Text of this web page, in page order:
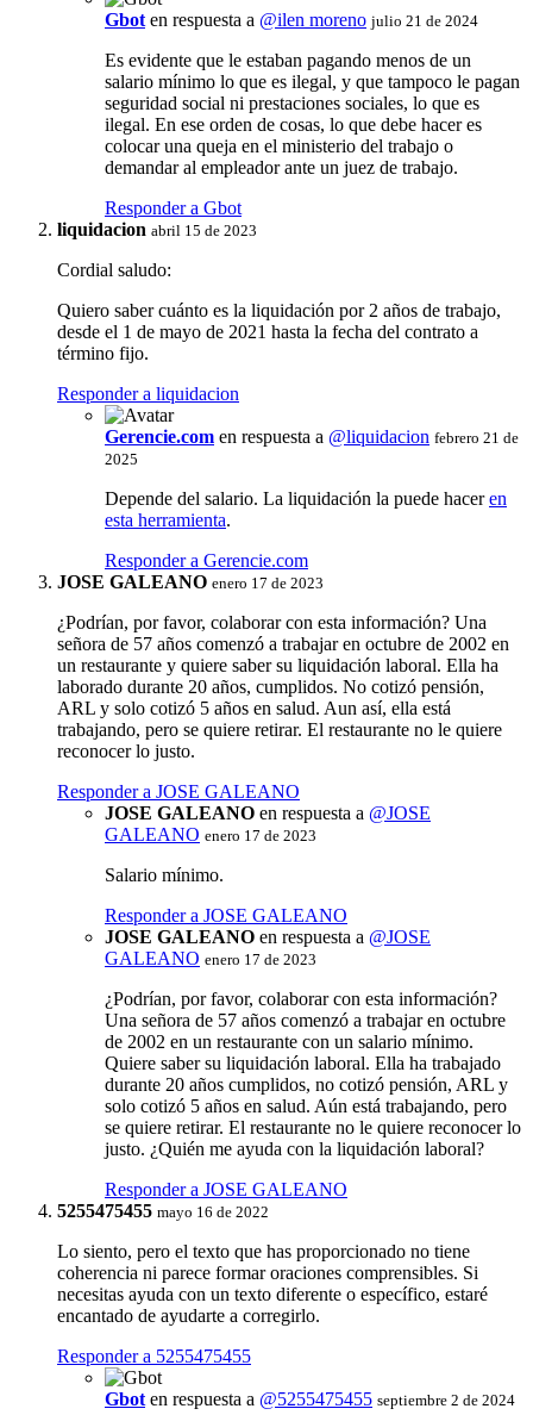
Gbot en respuesta a @ilen moreno julio 21 de 2024
Es evidente que le estaban pagando menos de un
salario mínimo lo que es ilegal, y que tampoco le pagan
seguridad social ni prestaciones sociales, lo que es
ilegal. En ese orden de cosas, lo que debe hacer es
colocar una queja en el ministerio del trabajo o
demandar al empleador ante un juez de trabajo.
Responder a Gbot
liquidacion abril 15 de 2023
Cordial saludo:
Quiero saber cuánto es la liquidación por 2 años de trabajo,
desde el 1 de mayo de 2021 hasta la fecha del contrato a
término fijo.
Responder a liquidacion
Gerencie.com en respuesta a @liquidacion febrero 21 de
2025
Depende del salario. La liquidación la puede haceren
esta herramienta.
Responder a Gerencie.com
JOSE GALEANO enero 17 de 2023
¿Podrían, por favor, colaborar con esta información? Una
señora de 57 años comenzó a trabajar en octubre de 2002 en
un restaurante y quiere saber su liquidación laboral. Ella ha
laborado durante 20 años, cumplidos. No cotizó pensión,
ARL y solo cotizó 5 años en salud. Aun así, ella está
trabajando, pero se quiere retirar. El restaurante no le quiere
reconocer lo justo.
Responder a JOSE GALEANO
JOSE GALEANO en respuesta a @JOSE
GALEANO enero 17 de 2023
Salario mínimo.
Responder a JOSE GALEANO
JOSE GALEANO en respuesta a @JOSE
GALEANO enero 17 de 2023
¿Podrían, por favor, colaborar con esta información?
Una señora de 57 años comenzó a trabajar en octubre
de 2002 en un restaurante con un salario mínimo.
Quiere saber su liquidación laboral. Ella ha trabajado
durante 20 años cumplidos, no cotizó pensión, ARL y
solo cotizó 5 años en salud. Aún está trabajando, pero
se quiere retirar. El restaurante no le quiere reconocer lo
justo. ¿Quién me ayuda con la liquidación laboral?
Responder a JOSE GALEANO
5255475455 mayo 16 de 2022
Lo siento, pero el texto que has proporcionado no tiene
coherencia ni parece formar oraciones comprensibles. Si
necesitas ayuda con un texto diferente o específico, estaré
encantado de ayudarte a corregirlo.
Responder a 5255475455
Gbot en respuesta a @5255475455 septiembre 2 de 2024